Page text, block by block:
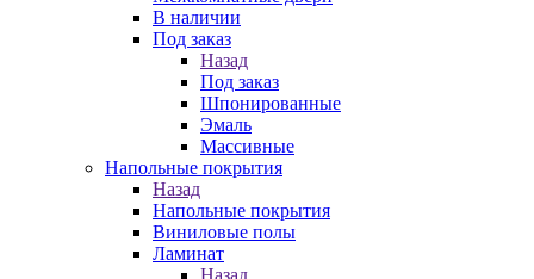
В наличии
Под заказ
Назад
Под заказ
Шпонированные
Эмаль
Массивные
Напольные покрытия
Назад
Напольные покрытия
Виниловые полы
Ламинат
Назад